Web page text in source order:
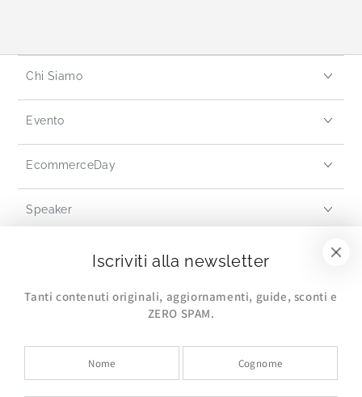
Chi Siamo
Evento
EcommerceDay
Speaker
I nostri progetti
Iscriviti alla newsletter
Tanti contenuti originali, aggiornamenti, guide, sconti e
ZERO SPAM.